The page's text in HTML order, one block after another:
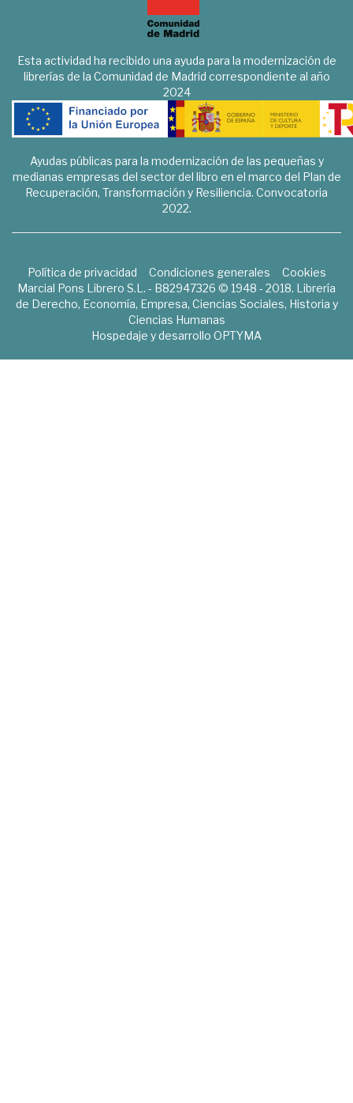
Esta actividad ha recibido una ayuda para la modernización de
librerías de la Comunidad de Madrid correspondiente al año
2024
Ayudas públicas para la modernización de las pequeñas y
medianas empresas del sector del libro en el marco del Plan de
Recuperación, Transformación y Resiliencia. Convocatoria
2022.
Política de privacidad Condiciones generales
Cookies
Marcial Pons Librero S.L. - B82947326 © 1948 - 2018. Librería
de Derecho, Economía, Empresa, Ciencias Sociales, Historia y
Ciencias Humanas
Hospedaje y desarrollo OPTYMA